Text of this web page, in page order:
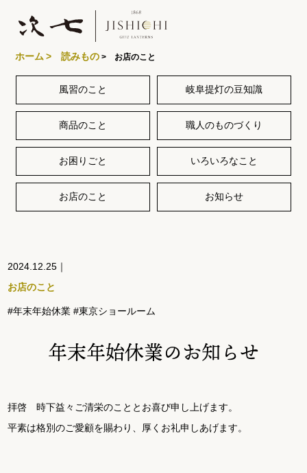
製品ラインナップ
あかりや次七について
ご利用ガイド
オンラインショップ
ホーム > 読みもの > お店のこと
風習のこと 岐阜提灯の豆知識
商品のこと 職人のものづくり
お困りごと いろいろなこと
お店のこと お知らせ
2024.12.25｜
お店のこと
#年末年始休業 #東京ショールーム
年末年始休業のお知らせ
拝啓 時下益々ご清栄のこととお喜び申し上げます。
平素は格別のご愛顧を賜わり、厚くお礼申しあげます。